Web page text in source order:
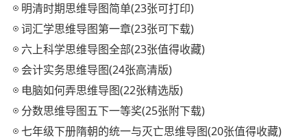
明清时期思维导图简单(23张可打印)
词汇学思维导图第一章(23张可下载)
六上科学思维导图全部(23张值得收藏)
会计实务思维导图(24张高清版)
电脑如何弄思维导图(22张精选版)
分数思维导图五下一等奖(25张附下载)
七年级下册隋朝的统一与灭亡思维导图(20张值得收藏)